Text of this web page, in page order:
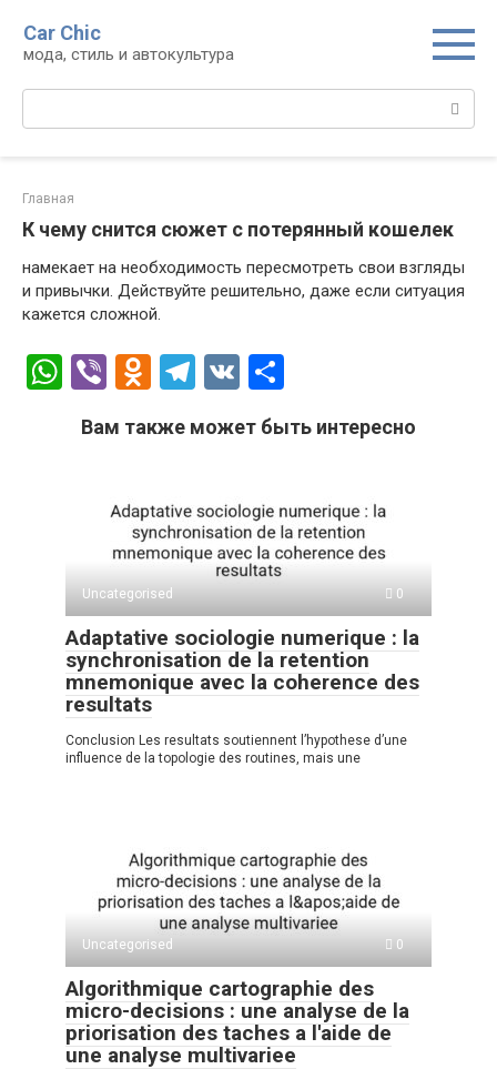
контенту
Car Chic
мода, стиль и автокультура
Поиск:
Главная
К чему снится сюжет с потерянный кошелек
намекает на необходимость пересмотреть свои взгляды
и привычки. Действуйте решительно, даже если ситуация
кажется сложной.
W
at
p
Vi
er
O
n
kl
a
ss
ni
ki
T
e
a
m
V
п
а
в
и
ть
Вам также может быть интересно
Uncategorised 0
Adaptative sociologie numerique : la
synchronisation de la retention
mnemonique avec la coherence des
resultats
Conclusion Les resultats soutiennent l’hypothese d’une
influence de la topologie des routines, mais une
Uncategorised 0
Algorithmique cartographie des
micro-decisions : une analyse de la
priorisation des taches a l'aide de
une analyse multivariee